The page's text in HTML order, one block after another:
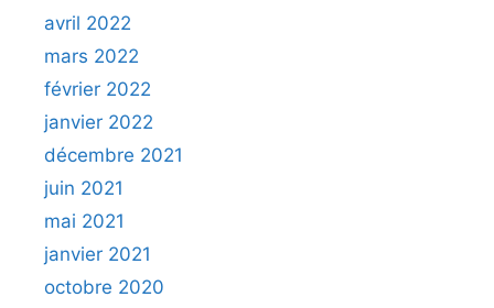
avril 2022
mars 2022
février 2022
janvier 2022
décembre 2021
juin 2021
mai 2021
janvier 2021
octobre 2020